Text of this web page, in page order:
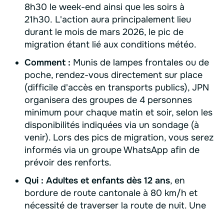
8h30 le week-end ainsi que les soirs à
21h30. L'action aura principalement lieu
durant le mois de mars 2026, le pic de
migration étant lié aux conditions météo.
Comment : Munis de lampes frontales ou de
poche, rendez-vous directement sur place
(difficile d'accès en transports publics), JPN
organisera des groupes de 4 personnes
minimum pour chaque matin et soir, selon les
disponibilités indiquées via un sondage (à
venir). Lors des pics de migration, vous serez
informés via un groupe WhatsApp afin de
prévoir des renforts.
Qui : Adultes et enfants dès 12 ans, en
bordure de route cantonale à 80 km/h et
nécessité de traverser la route de nuit. Une